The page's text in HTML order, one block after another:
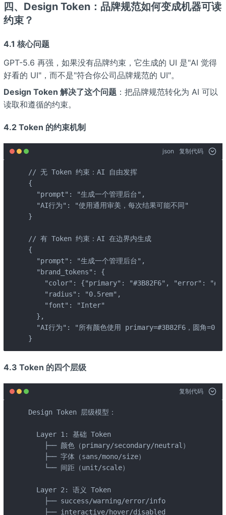
四、Design Token：品牌规范如何变成机器可读
约束？
4.1 核心问题
GPT-5.6 再强，如果没有品牌约束，它生成的 UI 是"AI 觉得
好看的 UI"，而不是"符合你公司品牌规范的 UI"。
Design Token 解决了这个问题：把品牌规范转化为 AI 可以
读取和遵循的约束。
4.2 Token 的约束机制
json 复制代码
// 无 Token 约束：AI 自由发挥
{
  "prompt": "生成一个管理后台",
  "AI行为": "使用通用审美，每次结果可能不同"
}
// 有 Token 约束：AI 在边界内生成
{
  "prompt": "生成一个管理后台",
  "brand_tokens": {
"color": {"primary": "#3B82F6", "error":
    "radius": "0.5rem",
    "font": "Inter"
  },
"AI行为": "所有颜色使用 primary=#3B82F6，圆角
}
4.3 Token 的四个层级
复制代码
Design Token 层级模型：
  Layer 1: 基础 Token
    ├── 颜色（primary/secondary/neutral）
    ├── 字体（sans/mono/size）
    └── 间距（unit/scale）
  Layer 2: 语义 Token
    ├── success/warning/error/info
    ├── interactive/hover/disabled